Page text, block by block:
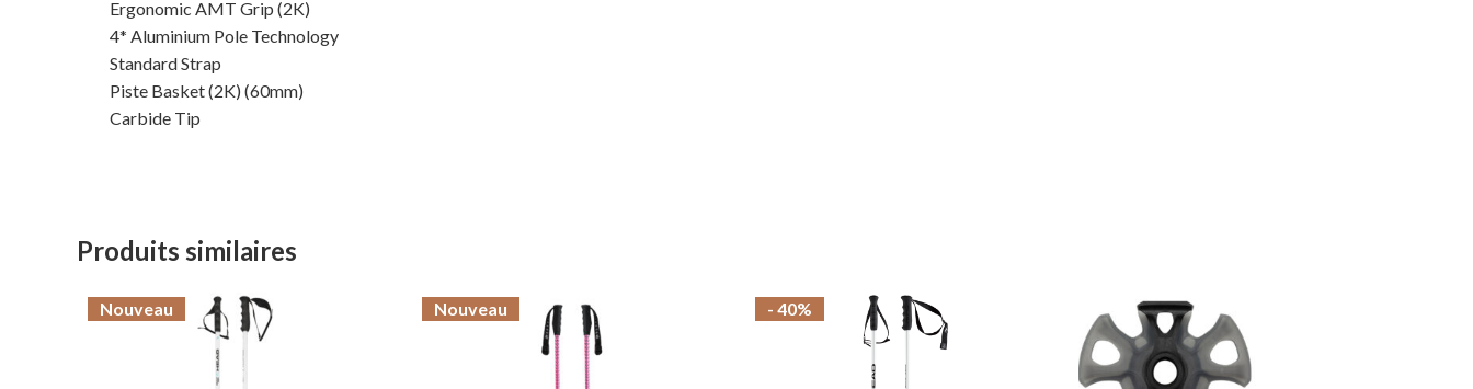
Ergonomic AMT Grip (2K)
4* Aluminium Pole Technology
Standard Strap
Piste Basket (2K) (60mm)
Carbide Tip
Produits similaires
Nouveau Nouveau - 40%